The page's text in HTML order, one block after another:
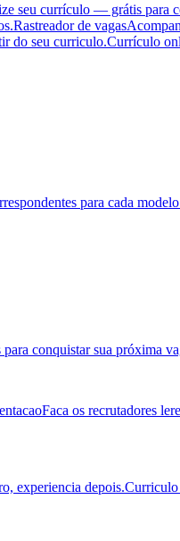
seu currículo — grátis para
Rastreador de vagas
do seu curriculo.Currículo
para cada
conquistar sua próxima
Faca os recrutadores
experiencia depois.